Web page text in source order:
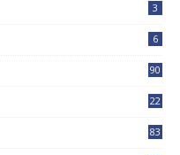
3
6
90
22
83